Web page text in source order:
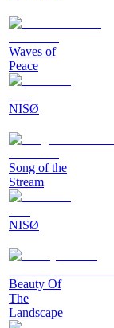
Waves of
Peace
NISØ
Song of the
Stream
NISØ
Beauty Of
The
Landscape